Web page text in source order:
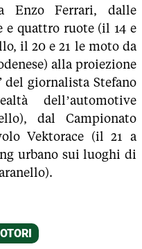
Enzo Ferrari, dalle
e quattro ruote (il 14 e
il 20 e 21 le moto da
alla proiezione
giornalista Stefano
dell’automotive
dal Campionato
Vektorace (il 21 a
urbano sui luoghi di